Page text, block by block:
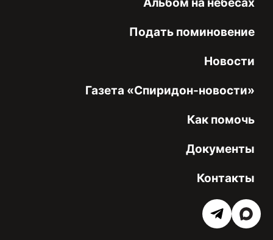
Альбом на небесах
Подать поминовение
Новости
Газета «Спиридон-новости»
Как помочь
Документы
Контакты